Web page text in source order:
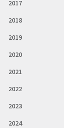
2017
2018
2019
2020
2021
2022
2023
2024